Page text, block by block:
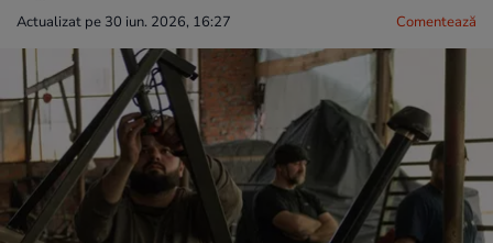
Actualizat pe 30 iun. 2026, 16:27 Comentează